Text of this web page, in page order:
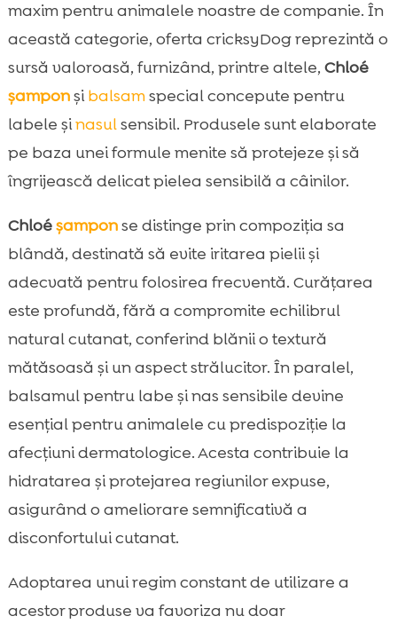
maxim pentru animalele noastre de companie. În
această categorie, oferta cricksyDog reprezintă o
sursă valoroasă, furnizând, printre altele, Chloé
șamponșibalsamspecial concepute pentru
labele șinasulsensibil. Produsele sunt elaborate
pe baza unei formule menite să protejeze și să
îngrijească delicat pielea sensibilă a câinilor.
Chloéșamponse distinge prin compoziția sa
blândă, destinată să evite iritarea pielii și
adecvată pentru folosirea frecventă. Curățarea
este profundă, fără a compromite echilibrul
natural cutanat, conferind blănii o textură
mătăsoasă și un aspect strălucitor. În paralel,
balsamul pentru labe și nas sensibile devine
esențial pentru animalele cu predispoziție la
afecțiuni dermatologice. Acesta contribuie la
hidratarea și protejarea regiunilor expuse,
asigurând o ameliorare semnificativă a
disconfortului cutanat.
Adoptarea unui regim constant de utilizare a
acestor produse va favoriza nu doar